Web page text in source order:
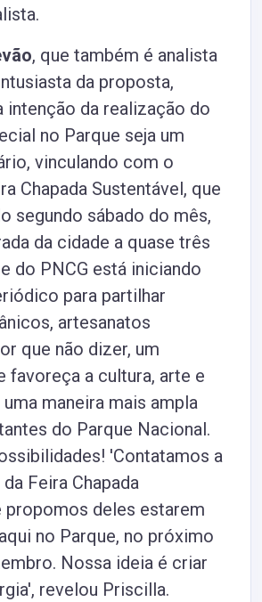
, que também é analista
da proposta,
intenção da realização do
no Parque seja um
vinculando com o
Chapada Sustentável, que
segundo sábado do mês,
da cidade a quase três
do PNCG está iniciando
para partilhar
artesanatos
que não dizer, um
favoreça a cultura, arte e
maneira mais ampla
do Parque Nacional.
'Contatamos a
Feira Chapada
propomos deles estarem
no Parque, no próximo
Nossa ideia é criar
revelou Priscilla.